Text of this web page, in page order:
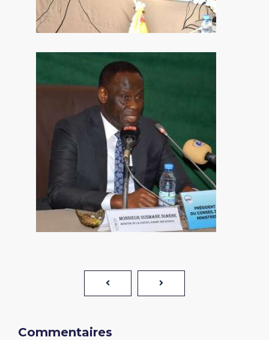
Commentaires